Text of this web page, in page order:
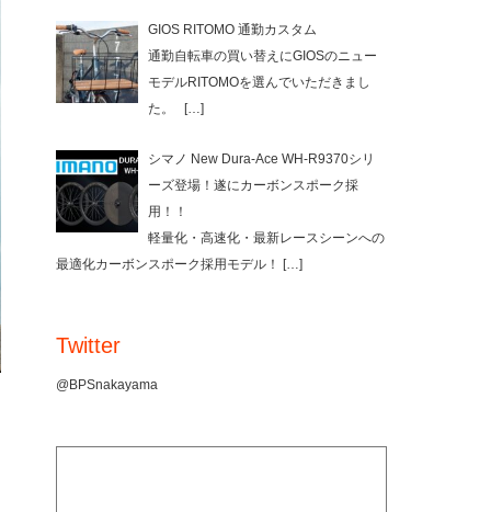
GIOS RITOMO 通勤カスタム
通勤自転車の買い替えにGIOSのニュー
モデルRITOMOを選んでいただきまし
た。
[…]
シマノ New Dura-Ace WH-R9370シリ
ーズ登場！遂にカーボンスポーク採
用！！
軽量化・高速化・最新レースシーンへの
最適化カーボンスポーク採用モデル！
[…]
Twitter
@BPSnakayama